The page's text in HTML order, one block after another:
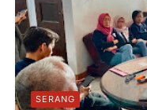
SERANG